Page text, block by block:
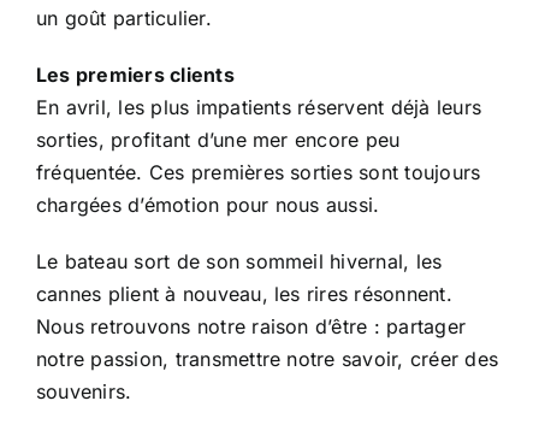
un goût particulier.
Les premiers clients
En avril, les plus impatients réservent déjà leurs
sorties, profitant d’une mer encore peu
fréquentée. Ces premières sorties sont toujours
chargées d’émotion pour nous aussi.
Le bateau sort de son sommeil hivernal, les
cannes plient à nouveau, les rires résonnent.
Nous retrouvons notre raison d’être : partager
notre passion, transmettre notre savoir, créer des
souvenirs.